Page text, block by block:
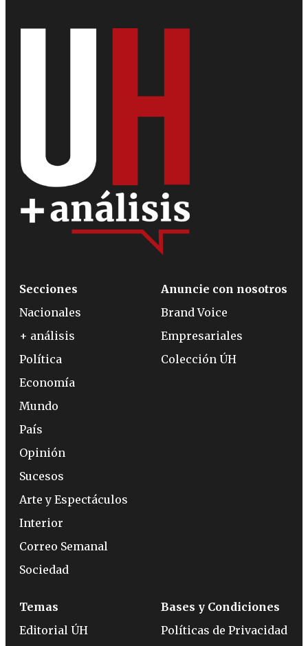
Secciones
Nacionales
+ análisis
Política
Economía
Mundo
País
Opinión
Sucesos
Arte y Espectáculos
Interior
Correo Semanal
Sociedad
Anuncie con nosotros
Brand Voice
Empresariales
Colección ÚH
Temas
Editorial ÚH
Bases y Condiciones
Políticas de Privacidad